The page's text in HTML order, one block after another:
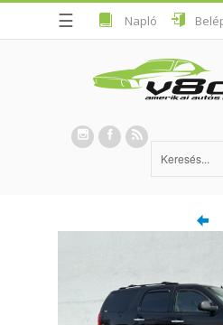
☰ Napló